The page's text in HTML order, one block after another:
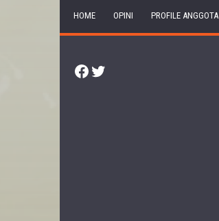
HOME OPINI PROFILE ANGGOTA
Facebook
Twitter